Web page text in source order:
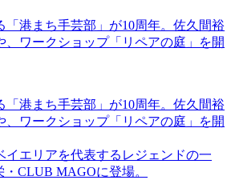
「港まち手芸部」が10周年。佐久間裕
、ワークショップ「リペアの庭」を開
「港まち手芸部」が10周年。佐久間裕
、ワークショップ「リペアの庭」を開
イエリアを代表するレジェンドの一
CLUB MAGOに登場。